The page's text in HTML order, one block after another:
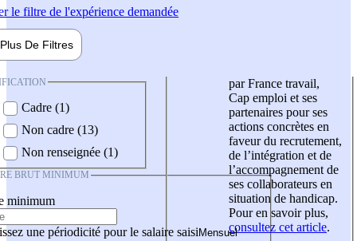
le filtre de l'expérience demandée
Plus De Filtres
Cadre (1)
Non cadre (13)
Non renseignée (1)
BRUT MINIMUM
minimum
une périodicité pour le salaire saisi
par France travail,
Cap emploi et ses
partenaires pour ses
actions concrètes en
faveur du recrutement,
de l’intégration et de
l’accompagnement de
ses collaborateurs en
situation de handicap.
Pour en savoir plus,
consultez cet article.